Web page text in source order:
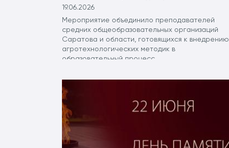
19.06.2026
Мероприятие объединило преподавателей
средних общеобразовательных организаций
Саратова и области, готовящихся к внедрению
агротехнологических методик в
образовательный процесс.